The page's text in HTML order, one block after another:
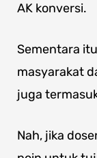
AK konversi.
Sementara
masyarakat
juga
Nah, jika